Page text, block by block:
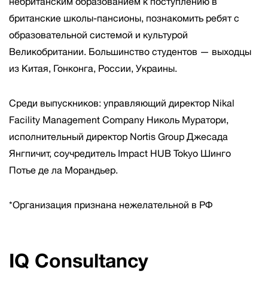
британские школы-пансионы, познакомить ребят с
образовательной системой и культурой
Великобритании. Большинство студентов — выходцы
из Китая, Гонконга, России, Украины.
Среди выпускников: управляющий директор Nikal
Facility Management Company Николь Муратори,
исполнительный директор Nortis Group Джесада
Янгпичит, соучредитель Impact HUB Tokyo Шинго
Потье де ла Морандьер.
*Организация признана нежелательной в РФ
IQ Consultancy